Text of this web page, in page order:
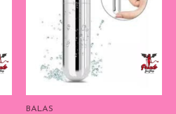
BALAS